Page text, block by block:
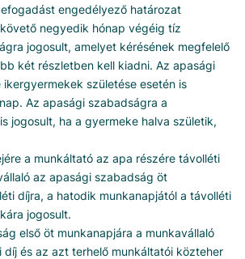
engedélyező határozat
negyedik hónap végéig tíz
jogosult, amelyet kérésének megfelelő
két részletben kell kiadni. Az apasági
születése esetén is
Az apasági szabadságra a
jogosult, ha a gyermeke halva születik,
a munkáltató az apa részére távolléti
az apasági szabadság öt
díjra, a hatodik munkanapjától a távolléti
jogosult.
első öt munkanapjára a munkavállaló
díj és az azt terhelő munkáltatói közteher